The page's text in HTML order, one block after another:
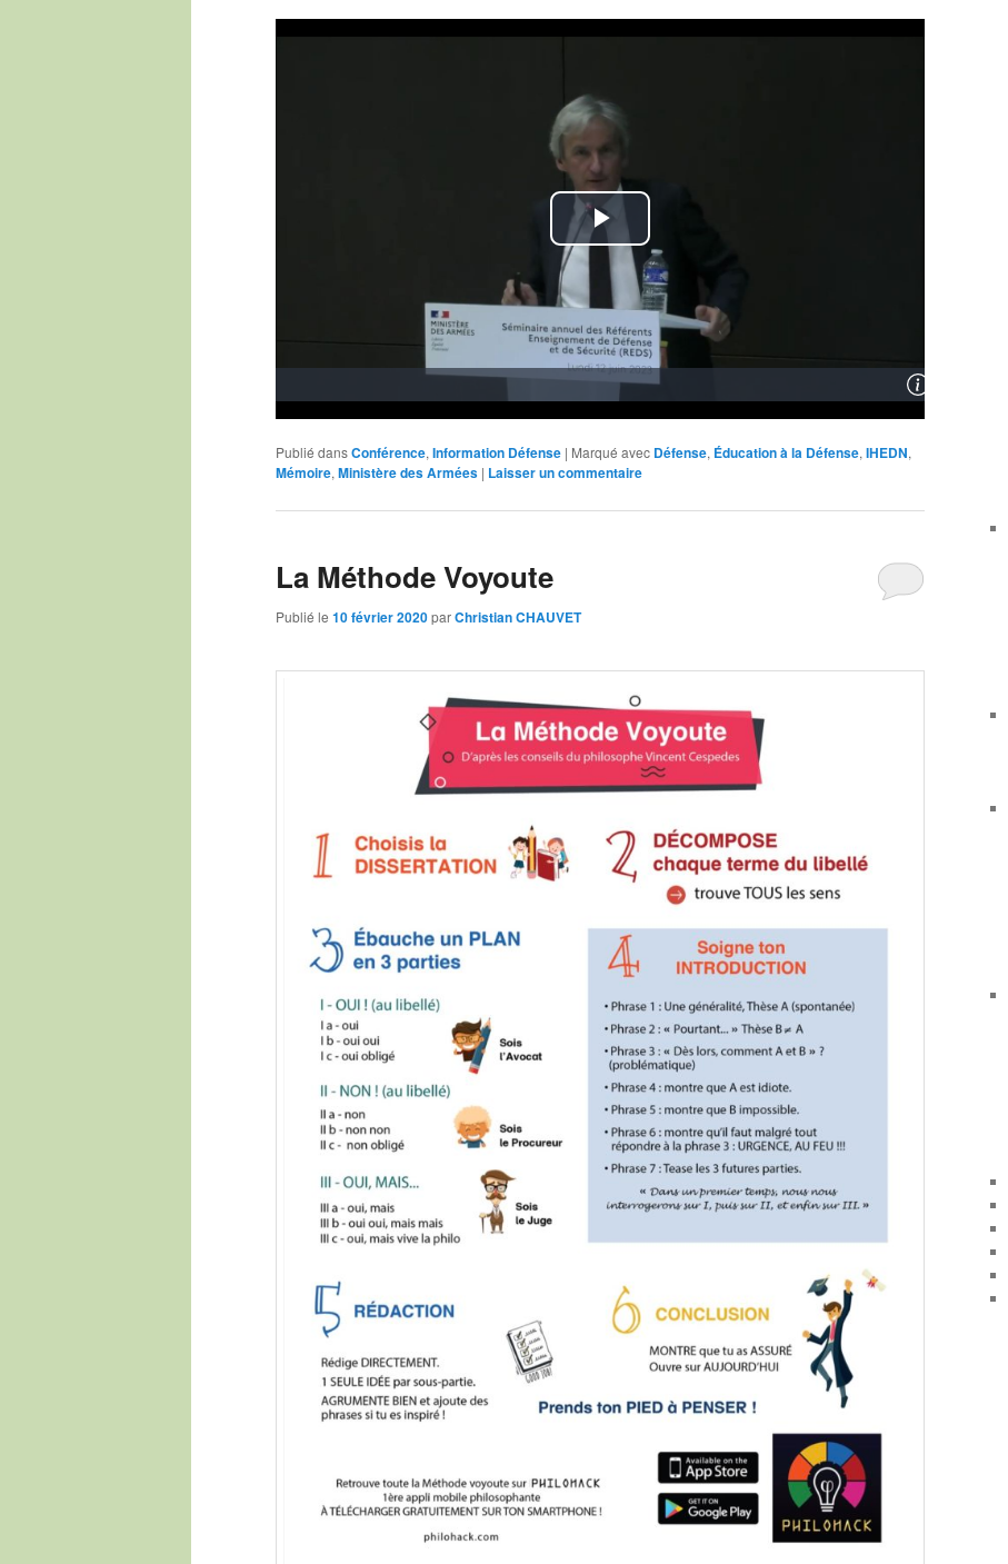
Publié dansConférence, Information Défense | Marqué avec Défense, Éducation à la Défense, IHEDN,
Mémoire, Ministère des Armées | Laisser un commentaire
La Méthode Voyoute
Publié le 10 février 2020parChristian CHAUVET